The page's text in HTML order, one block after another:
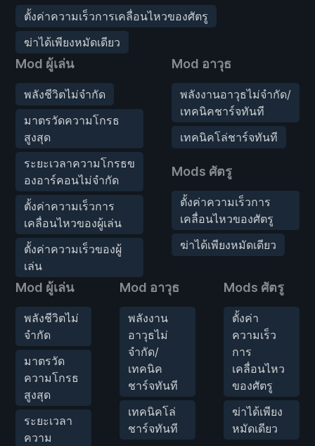
ตั้งค่าความเร็วการเคลื่อนไหวของศัตรู
ฆ่าได้เพียงหมัดเดียว
Mod ผู้เล่น
พลังชีวิตไม่จำกัด
มาตรวัดความโกรธ
สูงสุด
ระยะเวลาความโกรธข
องอาร์คอนไม่จำกัด
ตั้งค่าความเร็วการ
เคลื่อนไหวของผู้เล่น
ตั้งค่าความเร็วของผู้
เล่น
Mod อาวุธ
พลังงานอาวุธไม่จำกัด/
เทคนิคชาร์จทันที
เทคนิคโล่ชาร์จทันที
Mods ศัตรู
ตั้งค่าความเร็วการ
เคลื่อนไหวของศัตรู
ฆ่าได้เพียงหมัดเดียว
Mod ผู้เล่น
พลังชีวิตไม่
จำกัด
มาตรวัด
ความโกรธ
สูงสุด
ระยะเวลา
ความ
Mod อาวุธ
พลังงาน
อาวุธไม่
จำกัด/
เทคนิค
ชาร์จทันที
เทคนิคโล่
ชาร์จทันที
Mods ศัตรู
ตั้งค่า
ความเร็ว
การ
เคลื่อนไหว
ของศัตรู
ฆ่าได้เพียง
หมัดเดียว